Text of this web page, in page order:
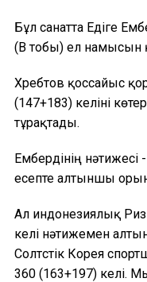
Бұл санатта Едіге
(В тобы) ел намысын
Хребтов қоссайыс
(147+183) келіні
тұрақтады.
Ембердінің
есепте алтыншы
Ал индонезиялық
келі нәтижемен
Солтүстік Корея
360 (163+197) келі.